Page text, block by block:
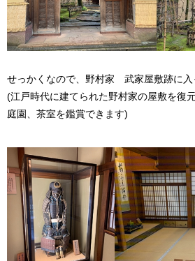
せっかくなので、野村家 武家屋敷跡に入
(江戸時代に建てられた野村家の屋敷を復
庭園、茶室を鑑賞できます)